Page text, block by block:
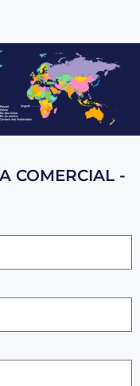
COMERCIAL -